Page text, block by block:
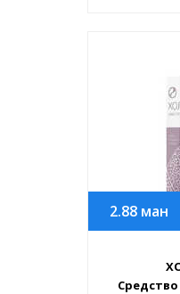
2.88 ман